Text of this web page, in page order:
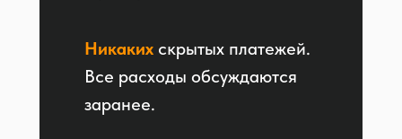
Никаких скрытых платежей.
Все расходы обсуждаются
заранее.